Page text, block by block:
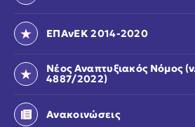
ΕΠΑνΕΚ 2014-2020
Νέος Αναπτυξιακός Νόμος
4887/2022)
Ανακοινώσεις